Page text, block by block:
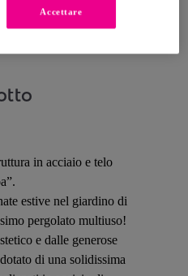
in acciaio e telo
estive nel giardino di
pergolato multiuso!
e dalle generose
di una solidissima
Accettare